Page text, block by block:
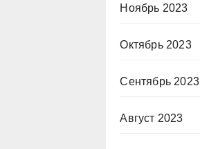
Ноябрь 2023
Октябрь 2023
Сентябрь 2023
Август 2023